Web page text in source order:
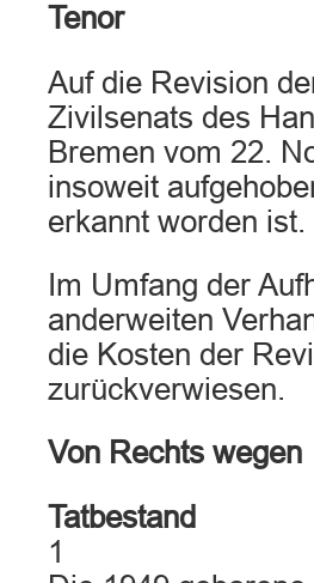
Tenor
Auf die Revision
Zivilsenats des
Bremen vom 22.
insoweit
erkannt worden ist.
Im Umfang der
anderweiten
die Kosten der
zurückverwiesen.
Von Rechts wegen
Tatbestand
1